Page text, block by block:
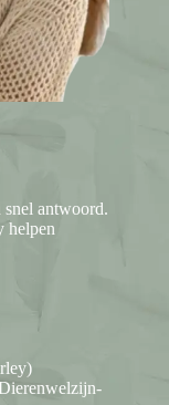
snel antwoord.
helpen